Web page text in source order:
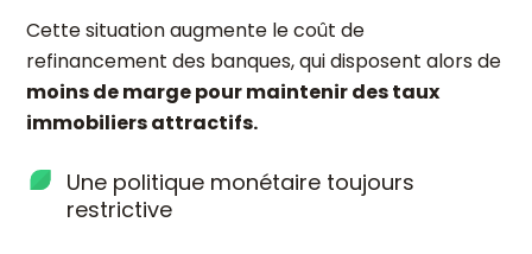
Cette situation augmente le coût de
refinancement des banques, qui disposent alors de
moins de marge pour maintenir des taux
immobiliers attractifs.
Une politique monétaire toujours
restrictive